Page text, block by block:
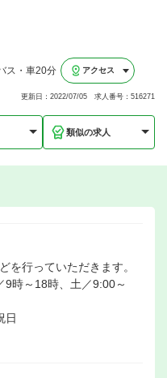
ス・車20分 アクセス
更新日：2022/07/05 求人番号：516271
類似の求人
を行っていただきます。
9時～18時、土／9:00～
日